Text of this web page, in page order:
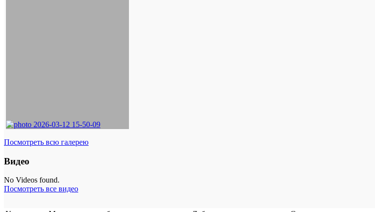
Посмотреть всю галерею
Видео
No Videos found.
Посмотреть все видео